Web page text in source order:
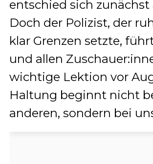
entschied sich zunächst
Doch der Polizist, der
klar Grenzen setzte,
und allen
wichtige Lektion vor
Haltung beginnt nicht
anderen, sondern bei